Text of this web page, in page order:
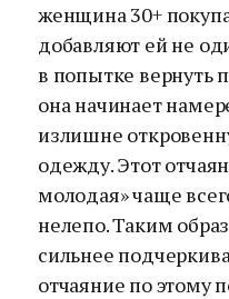
женщина 30+
добавляют ей не
в попытке
она начинает
излишне
одежду. Этот
молодая» чаще
нелепо. Таким
сильнее
отчаяние по этому